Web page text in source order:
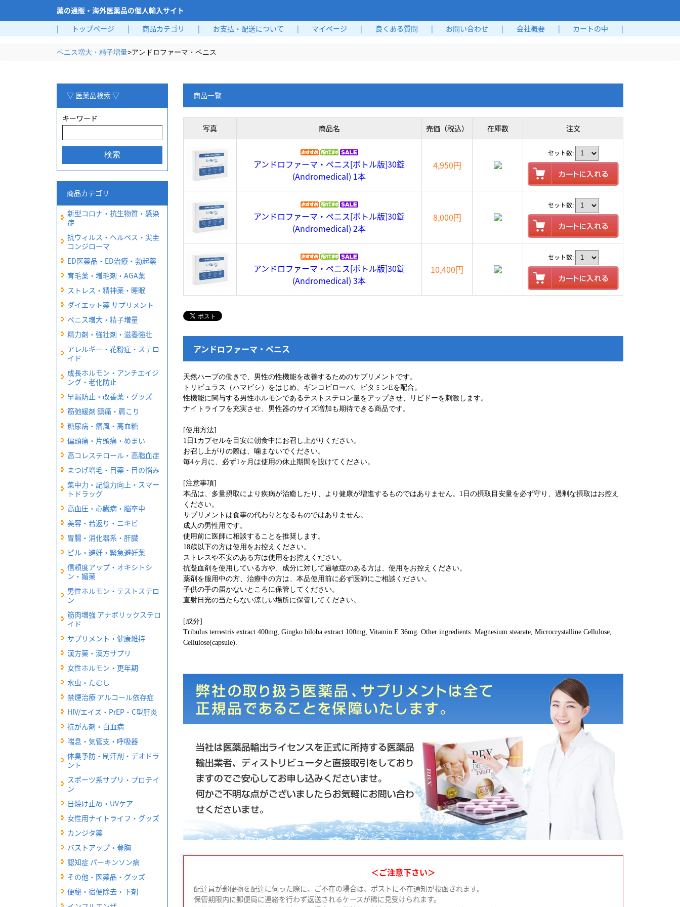
薬の通販・海外医薬品の個人輸入サイト
|
トップページ | 商品カテゴリ | お支払・配送について | マイページ | 良くある質問 | お問い合わせ | 会社概要 | カートの中 |
ペニス増大・精子増量>アンドロファーマ・ペニス
▽ 医薬品検索 ▽
キーワード
商品カテゴリ
新型コロナ・抗生物質・感染
症
抗ウィルス・ヘルペス・尖圭
コンジローマ
ED医薬品・ED治療・勃起薬
育毛薬・増毛剤・AGA薬
ストレス・精神薬・睡眠
ダイエット薬 サプリメント
ペニス増大・精子増量
精力剤・強壮剤・滋養強壮
アレルギー・花粉症・ステロ
イド
成長ホルモン・アンチエイジ
ング・老化防止
早漏防止・改善薬・グッズ
筋弛緩剤 鎮痛・肩こり
糖尿病・痛風・高血糖
偏頭痛・片頭痛・めまい
高コレステロール・高脂血症
まつげ増毛・目薬・目の悩み
集中力・記憶力向上・スマー
トドラッグ
高血圧・心臓病・脳卒中
美容・若返り・ニキビ
胃腸・消化器系・肝臓
ピル・避妊・緊急避妊薬
信頼度アップ・オキシトシ
ン・媚薬
男性ホルモン・テストステロ
ン
筋肉増強 アナボリックステロ
イド
サプリメント・健康維持
漢方薬・漢方サプリ
女性ホルモン・更年期
水虫・たむし
禁煙治療 アルコール依存症
HIV/エイズ・PrEP・C型肝炎
抗がん剤・白血病
喘息・気管支・呼吸器
体臭予防・制汗剤・デオドラ
ント
スポーツ系サプリ・プロテイ
ン
日焼け止め・UVケア
女性用ナイトライフ・グッズ
カンジタ薬
バストアップ・豊胸
認知症 パーキンソン病
その他・医薬品・グッズ
便秘・宿便除去・下剤
商品一覧
写真 商品名 売価（税込） 在庫数 注文
アンドロファーマ・ペニス[ボトル版]30錠
(Andromedical) 1本
4,950円
セット数:
アンドロファーマ・ペニス[ボトル版]30錠
(Andromedical) 2本
8,000円
セット数:
アンドロファーマ・ペニス[ボトル版]30錠
(Andromedical) 3本
10,400円
セット数:
アンドロファーマ・ペニス
天然ハーブの働きで、男性の性機能を改善するためのサプリメントです。
トリビュラス（ハマビシ）をはじめ、ギンコビローバ、ビタミンEを配合。
性機能に関与する男性ホルモンであるテストステロン量をアップさせ、リビドーを刺激します。
ナイトライフを充実させ、男性器のサイズ増加も期待できる商品です。
[使用方法]
1日1カプセルを目安に朝食中にお召し上がりください。
お召し上がりの際は、噛まないでください。
毎4ヶ月に、必ず1ヶ月は使用の休止期間を設けてください。
[注意事項]
本品は、多量摂取により疾病が治癒したり、より健康が増進するものではありません。1日の摂取目安量を必ず守り、過剰な摂取はお控え
ください。
サプリメントは食事の代わりとなるものではありません。
成人の男性用です。
使用前に医師に相談することを推奨します。
18歳以下の方は使用をお控えください。
ストレスや不安のある方は使用をお控えください。
抗凝血剤を使用している方や、成分に対して過敏症のある方は、使用をお控えください。
薬剤を服用中の方、治療中の方は、本品使用前に必ず医師にご相談ください。
子供の手の届かないところに保管してください。
直射日光の当たらない涼しい場所に保管してください。
[成分]
Tribulus terrestris extract 400mg, Gingko biloba extract 100mg, Vitamin E 36mg. Other ingredients: Magnesium stearate, Microcrystalline Cellulose,
Cellulose(capsule).
＜ご注意下さい＞
配達員が郵便物を配達に伺った際に、ご不在の場合は、ポストに不在通知が投函されます。
保管期限内に郵便局に連絡を行わず返送されるケースが稀に見受けられます。